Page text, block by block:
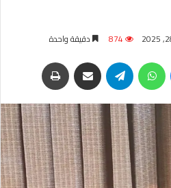
874 دقيقة واحدة